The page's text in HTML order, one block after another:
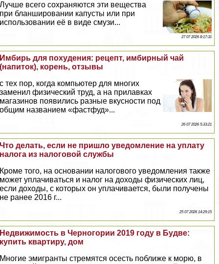
Лучше всего сохраняются эти вещества
при бланшировании капусты или при
использовании её в виде смузи...
27 07 2026 8:17:31
Имбирь для похудения: рецепт, имбирный чай
(напиток), корень, отзывы
с тех пор, когда компьютер для многих
заменил физический труд, а на прилавках
магазинов появились разные вкусности под
общим названием «фастфуд»...
26 07 2026 5:33:21
Что делать, если не пришло уведомление на уплату
налога из налоговой службы
Кроме того, на основании налогового уведомления также
может уплачиваться и налог на доходы физических лиц,
если доходы, с которых он уплачивается, были получены
не ранее 2016 г...
25 07 2026 14:29:15
Недвижимость в Черногории 2019 году в Будве:
купить квартиру, дом
Многие эмигранты стремятся осесть поближе к морю, в